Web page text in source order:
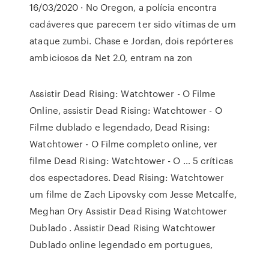
16/03/2020 · No Oregon, a polícia encontra
cadáveres que parecem ter sido vítimas de um
ataque zumbi. Chase e Jordan, dois repórteres
ambiciosos da Net 2.0, entram na zon
Assistir Dead Rising: Watchtower - O Filme
Online, assistir Dead Rising: Watchtower - O
Filme dublado e legendado, Dead Rising:
Watchtower - O Filme completo online, ver
filme Dead Rising: Watchtower - O … 5 críticas
dos espectadores. Dead Rising: Watchtower
um filme de Zach Lipovsky com Jesse Metcalfe,
Meghan Ory Assistir Dead Rising Watchtower
Dublado . Assistir Dead Rising Watchtower
Dublado online legendado em portugues,